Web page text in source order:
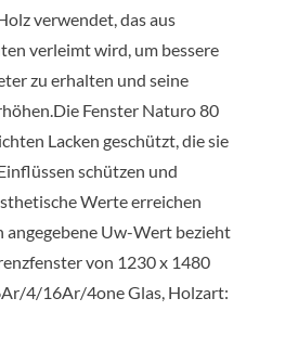
verwendet, das aus
verleimt wird, um bessere
zu erhalten und seine
Fenster Naturo 80
Lacken geschützt, die sie
schützen und
Werte erreichen
angegebene Uw-Wert bezieht
von 1230 x 1480
4/16Ar/4one Glas, Holzart: